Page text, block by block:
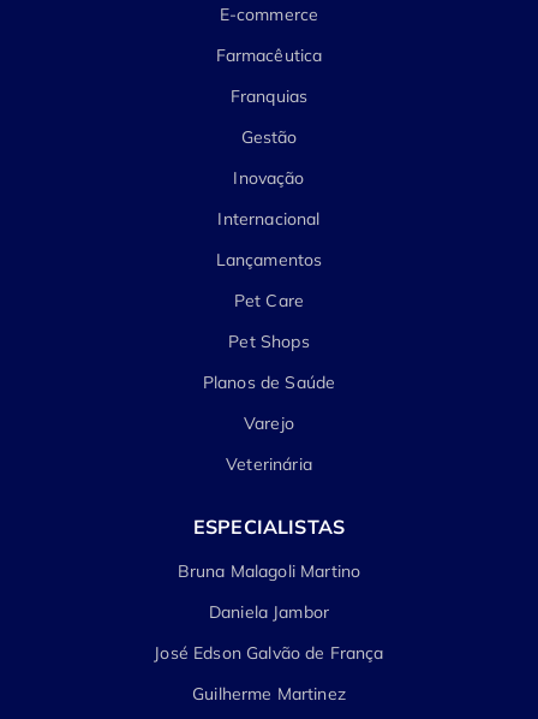
E-commerce
Farmacêutica
Franquias
Gestão
Inovação
Internacional
Lançamentos
Pet Care
Pet Shops
Planos de Saúde
Varejo
Veterinária
ESPECIALISTAS
Bruna Malagoli Martino
Daniela Jambor
José Edson Galvão de França
Guilherme Martinez